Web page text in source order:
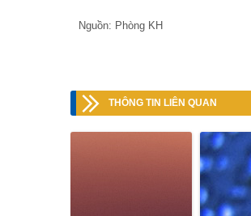
Nguồn: Phòng KH
THÔNG TIN LIÊN QUAN